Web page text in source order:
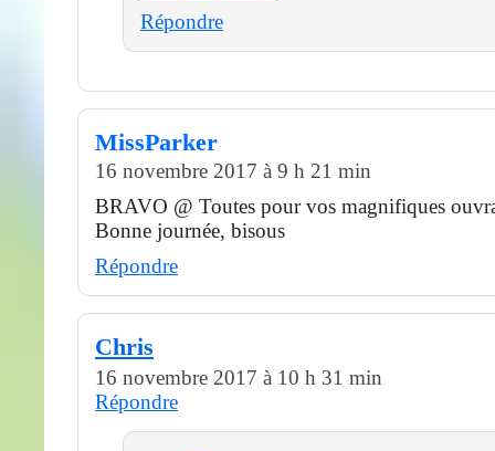
Répondre
MissParker
16 novembre 2017 à 9 h 21 min
BRAVO @ Toutes pour vos magnifiques
Bonne journée, bisous
Répondre
Chris
16 novembre 2017 à 10 h 31 min
Répondre